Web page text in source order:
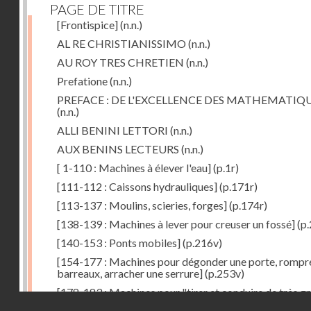
PAGE DE TITRE
[Frontispice](n.n.)
AL RE CHRISTIANISSIMO (n.n.)
AU ROY TRES CHRETIEN (n.n.)
Prefatione(n.n.)
PREFACE : DE L'EXCELLENCE DES
(n.n.)
ALLI BENINI LETTORI (n.n.)
AUX BENINS LECTEURS (n.n.)
[ 1-110 : Machines à élever l'eau](p.1r)
[111-112 : Caissons hydrauliques](p.171r)
[113-137 : Moulins, scieries, forges](p.174r)
[138-139 : Machines à lever pour creuser un fossé]
[140-153 : Ponts mobiles](p.216v)
[154-177 : Machines pour dégonder une porte,
barreaux, arracher une serrure](p.253v)
[178-183 : Machines pour "tirer et conduire de très